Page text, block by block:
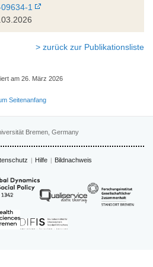
1
> zurück zur Publikationsliste
am 26. März 2026
Seitenanfang
Bremen, Germany
Hilfe Bildnachweis